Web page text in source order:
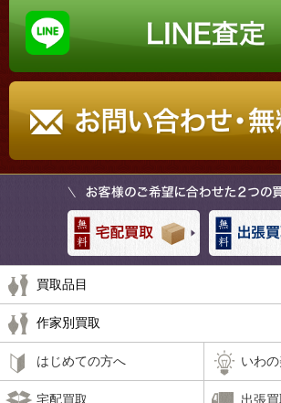
買取品目
作家別買取
はじめての方へ いわ
宅配買取 出張買